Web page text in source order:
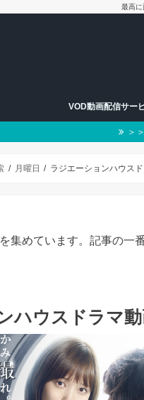
最高に
VOD動画配信サー
＞
月曜日 ラジエーションハウス
集めています。記事の一
ハウスドラマ